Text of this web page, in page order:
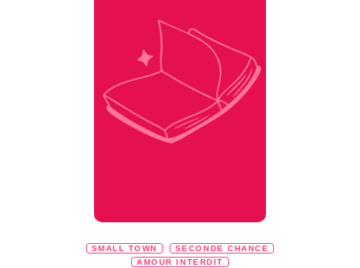
SMALL TOWN
SECONDE CHANCE
AMOUR INTERDIT